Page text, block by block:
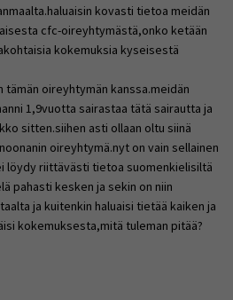
kovasti tietoa meidän
cfc-oireyhtymästä,onko ketään
kokemuksia kyseisestä
tämän oireyhtymän kanssa.meidän
1,9vuotta sairastaa tätä sairautta ja
sitten.siihen asti ollaan oltu siinä
oireyhtymä.nyt on vain sellainen
löydy riittävästi tietoa suomenkielisiltä
pahasti kesken ja sekin on niin
ja kuitenkin haluaisi tietää kaiken ja
kokemuksesta,mitä tuleman pitää?